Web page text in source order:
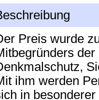
Preis wurde
ihm werden
in